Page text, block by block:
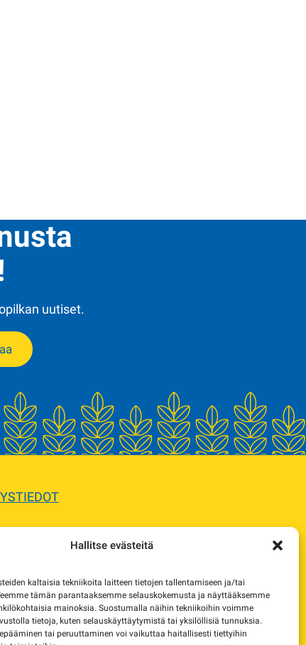
Hallitse evästeitä
kaltaisia tekniikoita laitteen tietojen tallentamiseen ja/tai
tämän parantaaksemme selauskokemusta ja näyttääksemme
mainoksia. Suostumalla näihin tekniikoihin voimme
tietoja, kuten selauskäyttäytymistä tai yksilöllisiä tunnuksia.
tai peruuttaminen voi vaikuttaa haitallisesti tiettyihin
uutiset.
tuotteista.